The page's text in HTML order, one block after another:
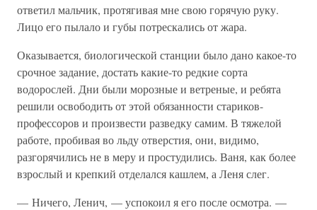
ответил мальчик, протягивая мне свою горячую руку.
Лицо его пылало и губы потрескались от жара.
Оказывается, биологической станции было дано какое-то
срочное задание, достать какие-то редкие сорта
водорослей. Дни были морозные и ветреные, и ребята
решили освободить от этой обязанности стариков-
профессоров и произвести разведку самим. В тяжелой
работе, пробивая во льду отверстия, они, видимо,
разгорячились не в меру и простудились. Ваня, как более
взрослый и крепкий отделался кашлем, а Леня слег.
— Ничего, Ленич, — успокоил я его после осмотра. —